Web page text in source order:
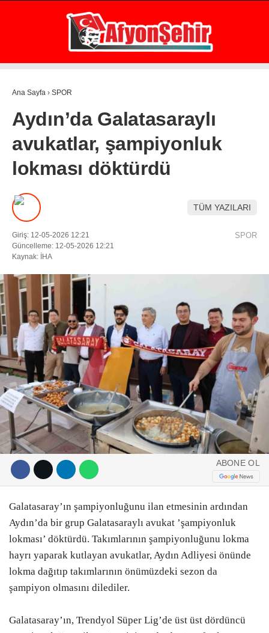
Facebook
Instagram
Youtube
31.8 °
AFYON
GÜNDEM
EKONOMİ
ASAYİŞ
POLİTİKA
SPOR
SAĞLIK
EĞİTİM
DIĞER
ÇEVRE
RESMI İLANLAR
E-GAZETE
CANLI YAYIN
Ana Sayfa › SPOR
Aydın’da Galatasaraylı
avukatlar, şampiyonluk
lokması döktürdü
TÜM YAZILARI
Giriş: 12-05-2026 12:21
Güncelleme: 12-05-2026 12:21
Kaynak: İHA
SPOR
ABONE OL
Galatasaray’ın şampiyonluğunu ilan etmesinin ardından
Aydın’da bir grup Galatasaraylı avukat ’şampiyonluk
lokması’ döktürdü. Takımlarının şampiyonluğunu lokma
hayrı yaparak kutlayan avukatlar, Aydın Adliyesi önünde
lokma dağıtıp takımlarının önümüzdeki sezon da
şampiyon olmasını dilediler.
Galatasaray’ın, Trendyol Süper Lig’de üst üst dördüncü